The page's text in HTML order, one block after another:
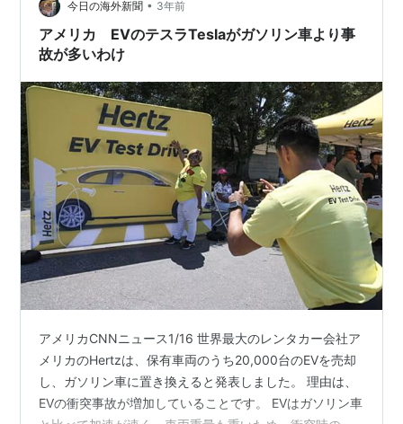
る。まぁワタクシはこの情報を事前に掴んでたので、特
に驚きはしなか…
今日の海外新聞 • 3年前
アメリカ EVのテスラTeslaがガソリン車より事
故が多いわけ
アメリカCNNニュース1/16 世界最大のレンタカー会社ア
メリカのHertzは、保有車両のうち20,000台のEVを売却
し、ガソリン車に置き換えると発表しました。 理由は、
EVの衝突事故が増加していることです。 EVはガソリン車